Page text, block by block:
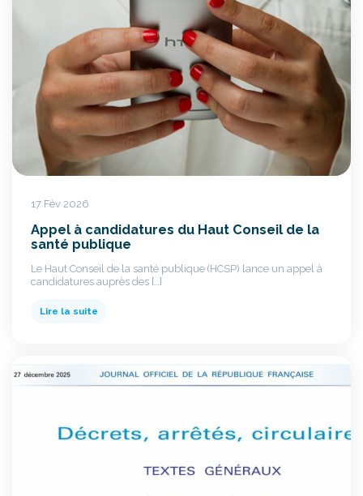
17 Fév 2026
Appel à candidatures du Haut Conseil de la
santé publique
Le Haut Conseil de la santé publique (HCSP) lance un appel à
candidatures auprès des […]
Lire la suite